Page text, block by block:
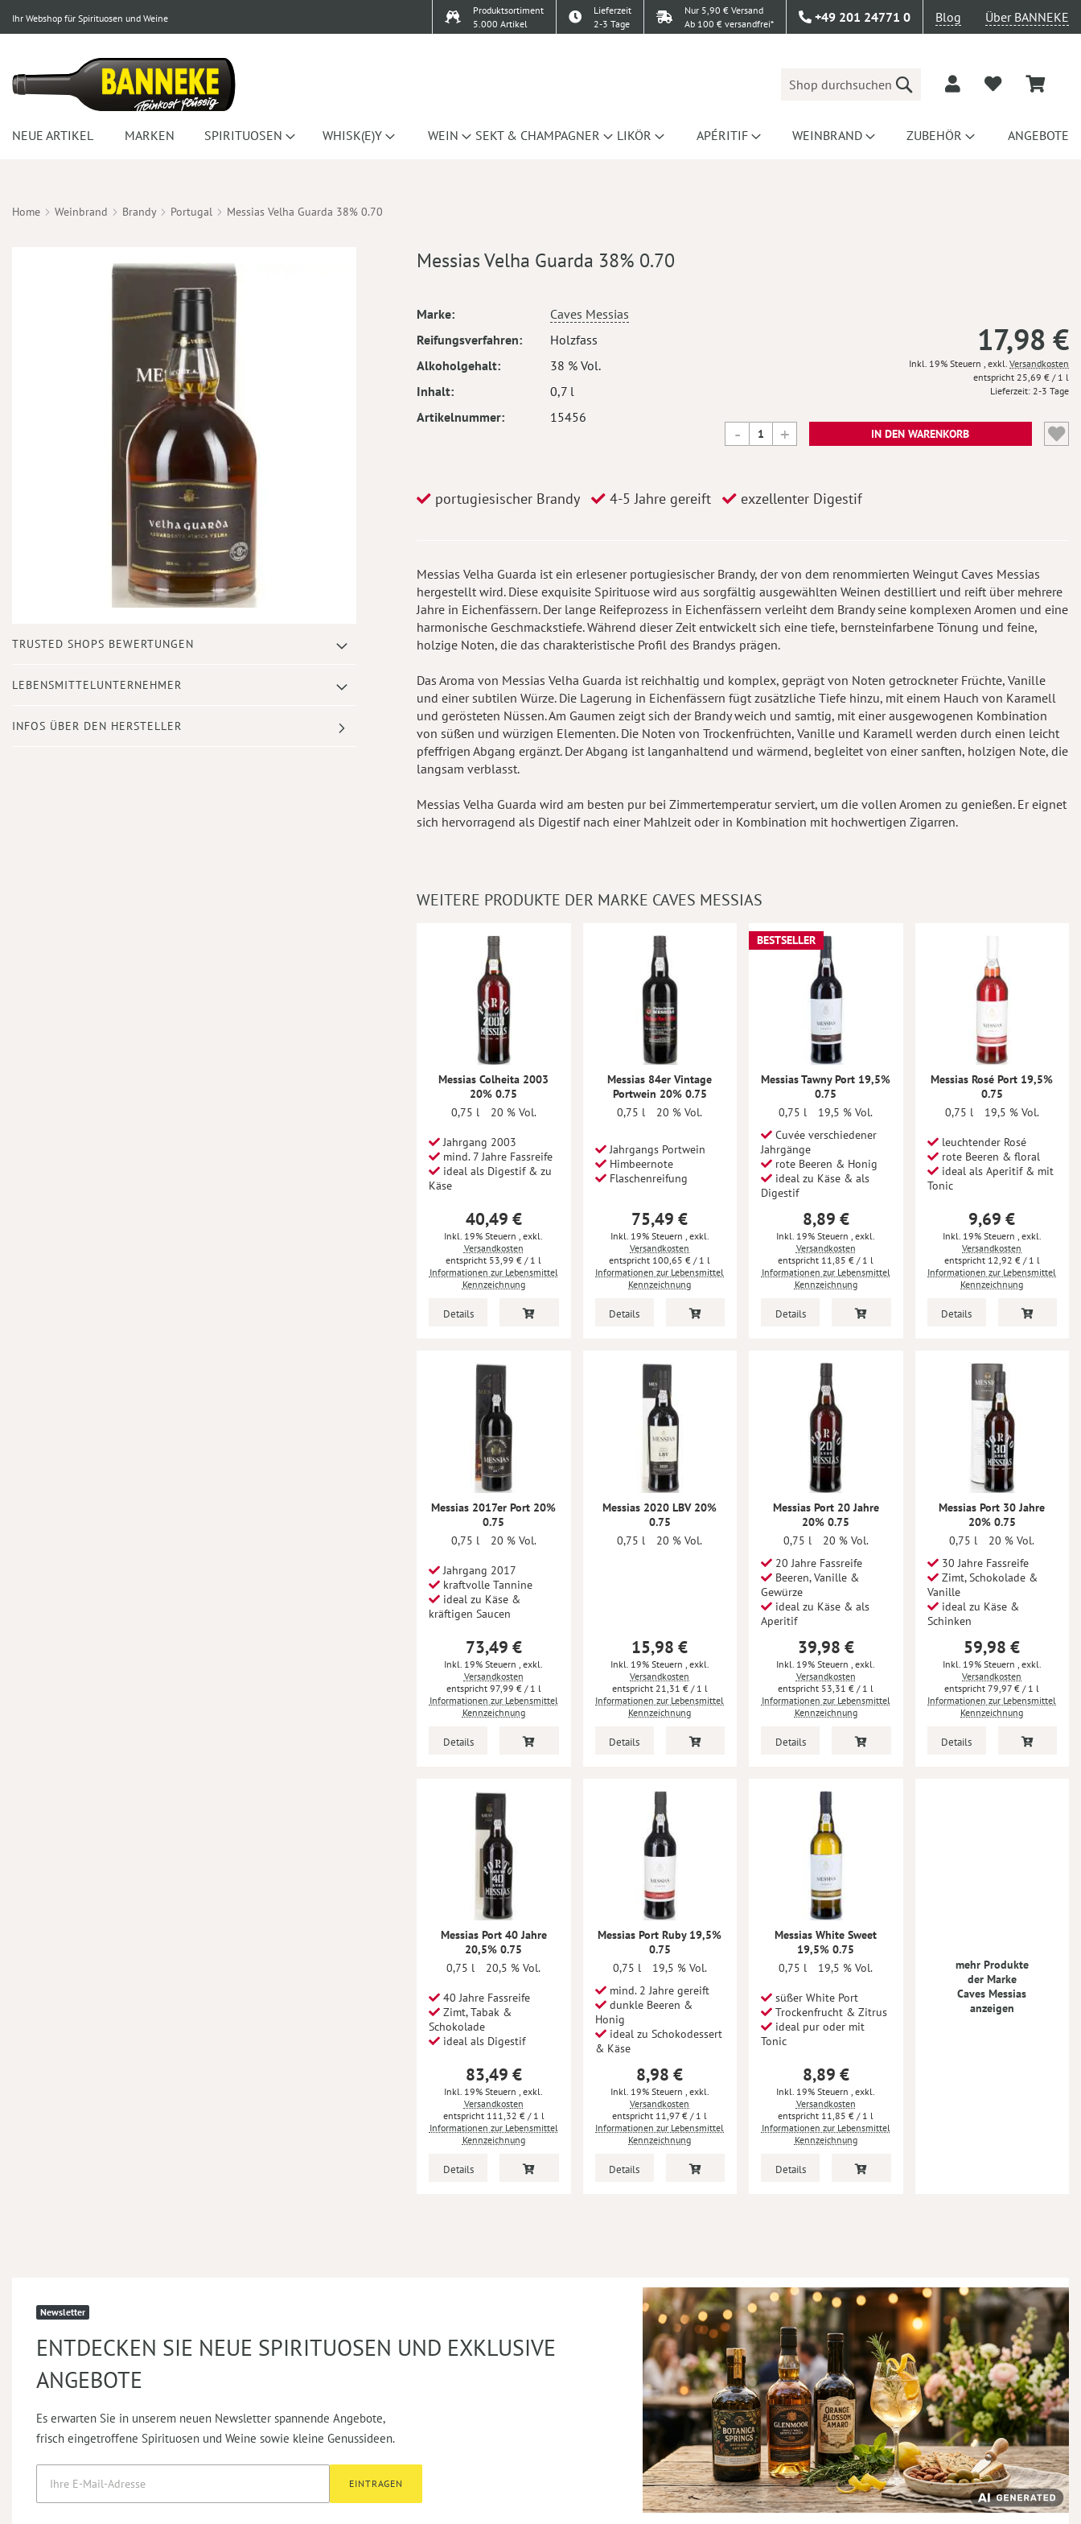
Ihr Webshop für Spirituosen und Weine
Produktsortiment
5.000 Artikel
Lieferzeit
2-3 Tage
Nur 5,90 € Versand
Ab 100 € versandfrei*
+49 201 24771 0 Blog Über BANNEKE
Suche
NEUE ARTIKEL MARKEN SPIRITUOSEN WHISK(E)Y WEIN SEKT & CHAMPAGNER LIKÖR APÉRITIF WEINBRAND ZUBEHÖR ANGEBOTE
Home Weinbrand Brandy Portugal Messias Velha Guarda 38% 0.70
Anfang
Bildergalerie
TRUSTED SHOPS BEWERTUNGEN
LEBENSMITTELUNTERNEHMER
INFOS ÜBER DEN HERSTELLER
Messias Velha Guarda 38% 0.70
Mehr
Marke
Caves Messias
Reifungsverfahren
Holzfass
Alkoholgehalt
38 % Vol.
Inhalt
0,7 l
Artikelnummer
15456
17,98 €
Inkl. 19% Steuern , exkl. Versandkosten
25,69 € / 1 l
Lieferzeit 2-3 Tage
IN DEN WARENKORB
portugiesischer Brandy 4-5 Jahre gereift exzellenter Digestif
Messias Velha Guarda ist ein erlesener portugiesischer Brandy, der von dem renommierten Weingut Caves Messias
hergestellt wird. Diese exquisite Spirituose wird aus sorgfältig ausgewählten Weinen destilliert und reift über mehrere
Jahre in Eichenfässern. Der lange Reifeprozess in Eichenfässern verleiht dem Brandy seine komplexen Aromen und eine
harmonische Geschmackstiefe. Während dieser Zeit entwickelt sich eine tiefe, bernsteinfarbene Tönung und feine,
holzige Noten, die das charakteristische Profil des Brandys prägen.
Das Aroma von Messias Velha Guarda ist reichhaltig und komplex, geprägt von Noten getrockneter Früchte, Vanille
und einer subtilen Würze. Die Lagerung in Eichenfässern fügt zusätzliche Tiefe hinzu, mit einem Hauch von Karamell
und gerösteten Nüssen. Am Gaumen zeigt sich der Brandy weich und samtig, mit einer ausgewogenen Kombination
von süßen und würzigen Elementen. Die Noten von Trockenfrüchten, Vanille und Karamell werden durch einen leicht
pfeffrigen Abgang ergänzt. Der Abgang ist langanhaltend und wärmend, begleitet von einer sanften, holzigen Note, die
langsam verblasst.
Messias Velha Guarda wird am besten pur bei Zimmertemperatur serviert, um die vollen Aromen zu genießen. Er eignet
sich hervorragend als Digestif nach einer Mahlzeit oder in Kombination mit hochwertigen Zigarren.
WEITERE PRODUKTE DER MARKE CAVES MESSIAS
Messias Colheita 2003
20% 0.75
0,75 l
20 % Vol.
Jahrgang 2003
mind. 7 Jahre Fassreife
ideal als Digestif & zu
Käse
40,49 €
Inkl. 19% Steuern, exkl.
Versandkosten
53,99 € / 1 l
Informationen zur Lebensmittel
Kennzeichnung
Details
Messias 84er Vintage
Portwein 20% 0.75
0,75 l
20 % Vol.
Jahrgangs Portwein
Himbeernote
Flaschenreifung
75,49 €
Inkl. 19% Steuern , exkl.
Versandkosten
100,65 € / 1 l
Informationen zur Lebensmittel
Kennzeichnung
Details
BESTSELLER
Messias Tawny Port 19,5%
0.75
0,75 l
19,5 % Vol.
Cuvée verschiedener
Jahrgänge
rote Beeren & Honig
ideal zu Käse & als
Digestif
8,89 €
Inkl. 19% Steuern, exkl.
Versandkosten
11,85 € / 1 l
Informationen zur Lebensmittel
Kennzeichnung
Details
Messias Rosé Port 19,5%
0.75
0,75 l
19,5 % Vol.
leuchtender Rosé
rote Beeren & floral
ideal als Aperitif & mit
Tonic
9,69 €
Inkl. 19% Steuern , exkl.
Versandkosten
12,92 €/ 1 l
Informationen zur Lebensmittel
Kennzeichnung
Details
Messias 2017er Port 20%
0.75
0,75 l
20 % Vol.
Jahrgang 2017
kraftvolle Tannine
ideal zu Käse &
kräftigen Saucen
73,49 €
Inkl. 19% Steuern
exkl.
Versandkosten
97,99 € / 1 l
Informationen zur Lebensmittel
Kennzeichnung
Details
Messias 2020 LBV 20%
0.75
0,75 l
20 % Vol.
15,98 €
Inkl. 19% Steuern exkl.
Versandkosten
21,31 € / 1 l
Informationen zur Lebensmittel
Kennzeichnung
Details
Messias Port 20 Jahre
20% 0.75
0,75 l
20 % Vol.
20 Jahre Fassreife
Beeren, Vanille &
Gewürze
ideal zu Käse & als
Aperitif
39,98 €
Inkl. 19% Steuern
exkl.
Versandkosten
53,31 € / 1 l
Informationen zur Lebensmittel
Kennzeichnung
Details
Messias Port 30 Jahre
20% 0.75
0,75 l
20 % Vol.
30 Jahre Fassreife
Zimt, Schokolade &
Vanille
ideal zu Käse &
Schinken
59,98 €
Inkl. 19% Steuern exkl.
Versandkosten
79,97 € / 1 l
Informationen zur Lebensmittel
Kennzeichnung
Details
Messias Port 40 Jahre
20,5% 0.75
0,75 l
20,5 % Vol.
40 Jahre Fassreife
Zimt, Tabak &
Schokolade
ideal als Digestif
83,49 €
Inkl. 19% Steuern, exkl.
Versandkosten
111,32 €/ 1 l
Informationen zur Lebensmittel
Kennzeichnung
Details
Messias Port Ruby 19,5%
0.75
0,75 l
19,5 % Vol.
mind. 2 Jahre gereift
dunkle Beeren &
Honig
ideal zu Schokodessert
& Käse
8,98 €
Inkl. 19% Steuern , exkl.
Versandkosten
11,97 € / 1 l
Informationen zur Lebensmittel
Kennzeichnung
Details
Messias White Sweet
19,5% 0.75
0,75 l
19,5 % Vol.
süßer White Port
Trockenfrucht & Zitrus
ideal pur oder mit
Tonic
8,89 €
Inkl. 19% Steuern, exkl.
Versandkosten
11,85 € / 1 l
Informationen zur Lebensmittel
Kennzeichnung
Details
mehr Produkte
der Marke
Caves Messias
anzeigen
Newsletter
ENTDECKEN SIE NEUE SPIRITUOSEN UND EXKLUSIVE
ANGEBOTE
Es erwarten Sie in unserem neuen Newsletter spannende Angebote,
frisch eingetroffene Spirituosen und Weine sowie kleine Genussideen.
EINTRAGEN